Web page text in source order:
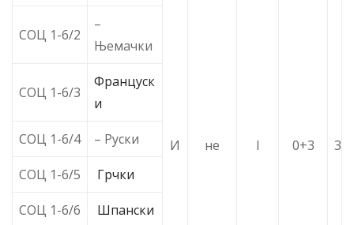
И не I 0+3 3
СОЦ 1-6/2
–
Њемачки
СОЦ 1-6/3
Француск
и
СОЦ 1-6/4 – Руски
СОЦ 1-6/5 Грчки
СОЦ 1-6/6 Шпански